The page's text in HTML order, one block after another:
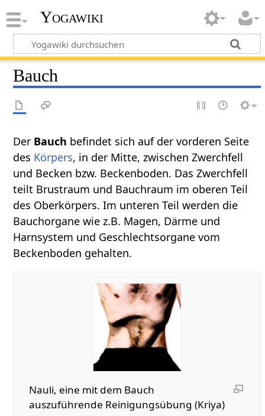
Yogawiki
Bauch
Der Bauch befindet sich auf der vorderen Seite
des Körpers, in der Mitte, zwischen Zwerchfell
und Becken bzw. Beckenboden. Das Zwerchfell
teilt Brustraum und Bauchraum im oberen Teil
des Oberkörpers. Im unteren Teil werden die
Bauchorgane wie z.B. Magen, Därme und
Harnsystem und Geschlechtsorgane vom
Beckenboden gehalten.
Nauli, eine mit dem Bauch
auszuführende Reinigungsübung (Kriya)